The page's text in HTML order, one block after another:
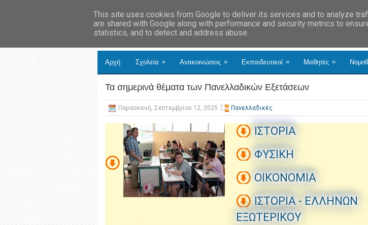
Αρχή Σχολεία » Ανακοινώσεις » Εκπαιδευτικοί » Μαθητές »
Τα σημερινά θέματα των Πανελλαδικών Εξετάσεων
Παρασκευή, Σεπτεμβρίου 12, 2025 Πανελλαδικές
ΙΣΤΟΡΙΑ
ΦΥΣΙΚΗ
ΟΙΚΟΝΟΜΙΑ
ΙΣΤΟΡΙΑ - ΕΛΛΗΝΩΝ
ΕΞΩΤΕΡΙΚΟΥ
This site uses cookies from Google to deliver its services and to analyze
are shared with Google along with performance and security metrics to
statistics, and to detect and address abuse.